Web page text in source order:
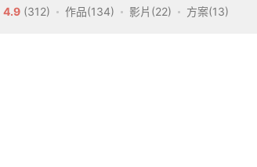
4.9 (312) 作品(134) 影片(22) 方案(13)